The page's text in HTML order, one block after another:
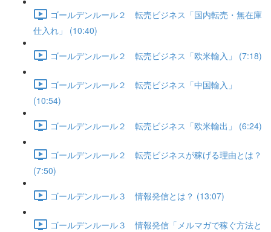
ゴールデンルール２ 転売ビジネス「国内転売・無在庫
仕入れ」 (10:40)
ゴールデンルール２ 転売ビジネス「欧米輸入」 (7:18)
ゴールデンルール２ 転売ビジネス「中国輸入」
(10:54)
ゴールデンルール２ 転売ビジネス「欧米輸出」 (6:24)
ゴールデンルール２ 転売ビジネスが稼げる理由とは？
(7:50)
ゴールデンルール３ 情報発信とは？ (13:07)
ゴールデンルール３ 情報発信「メルマガで稼ぐ方法と